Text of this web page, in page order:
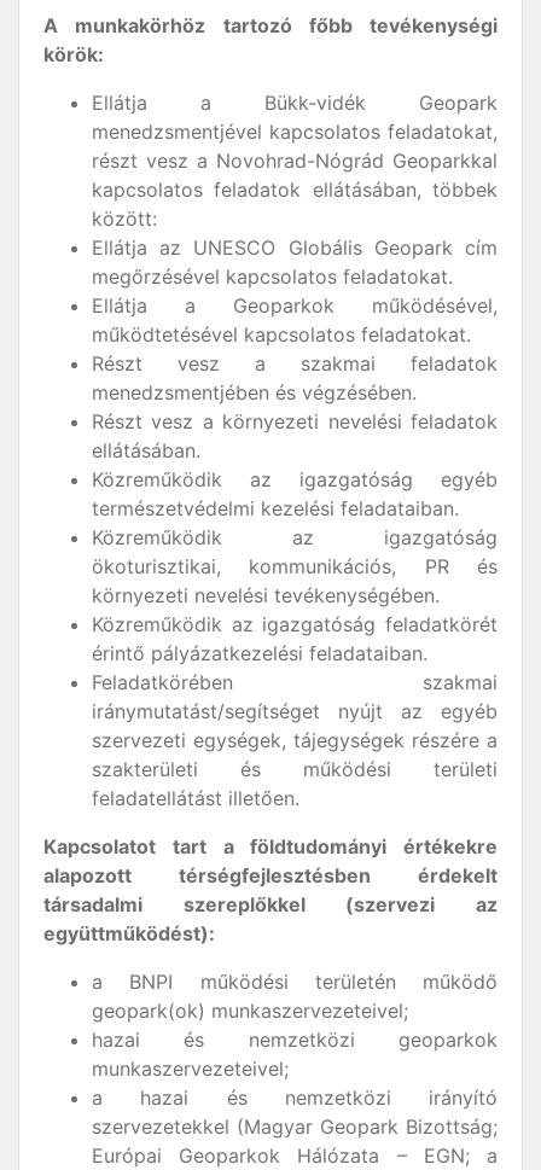
A munkakörhöz tartozó főbb tevékenységi
körök:
Ellátja a Bükk-vidék Geopark
menedzsmentjével kapcsolatos feladatokat,
részt vesz a Novohrad-Nógrád Geoparkkal
kapcsolatos feladatok ellátásában, többek
között:
Ellátja az UNESCO Globális Geopark cím
megőrzésével kapcsolatos feladatokat.
Ellátja a Geoparkok működésével,
működtetésével kapcsolatos feladatokat.
Részt vesz a szakmai feladatok
menedzsmentjében és végzésében.
Részt vesz a környezeti nevelési feladatok
ellátásában.
Közreműködik az igazgatóság egyéb
természetvédelmi kezelési feladataiban.
Közreműködik az igazgatóság
ökoturisztikai, kommunikációs, PR és
környezeti nevelési tevékenységében.
Közreműködik az igazgatóság feladatkörét
érintő pályázatkezelési feladataiban.
Feladatkörében szakmai
iránymutatást/segítséget nyújt az egyéb
szervezeti egységek, tájegységek részére a
szakterületi és működési területi
feladatellátást illetően.
Kapcsolatot tart a földtudományi értékekre
alapozott térségfejlesztésben érdekelt
társadalmi szereplőkkel (szervezi az
együttműködést):
a BNPI működési területén működő
geopark(ok) munkaszervezeteivel;
hazai és nemzetközi geoparkok
munkaszervezeteivel;
a hazai és nemzetközi irányító
szervezetekkel (Magyar Geopark Bizottság;
Európai Geoparkok Hálózata – EGN; a